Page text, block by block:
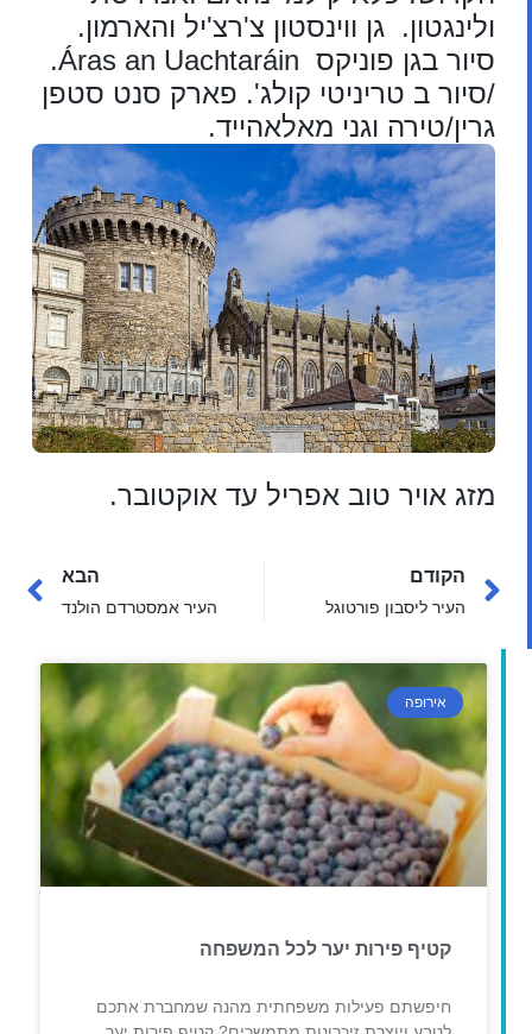
ולינגטון. גן ווינסטון צ'רצ'יל והארמון.
סיור בגן פוניקס Áras an Uachtaráin.
/סיור ב טריניטי קולג'. פארק סנט סטפן
גרין/טירה וגני מאלאהייד.
מזג אויר טוב אפריל עד אוקטובר.
הקודם
העיר ליסבון פורטוגל
הבא
העיר אמסטרדם הולנד
אירופה
קטיף פירות יער לכל המשפחה
חיפשתם פעילות משפחתית מהנה שמחברת אתכם